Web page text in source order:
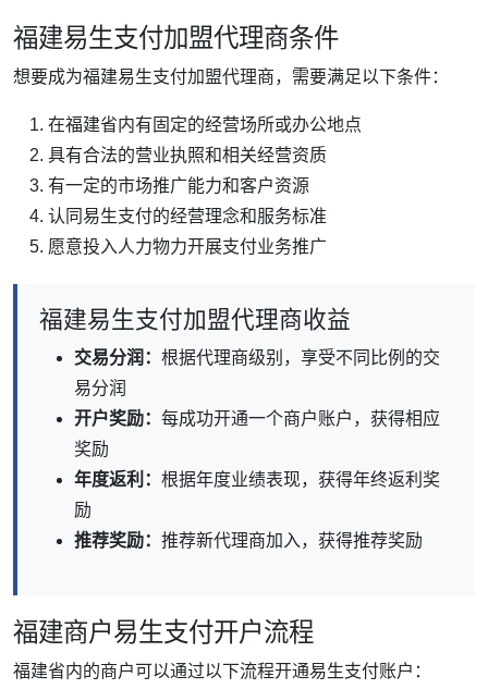
福建易生支付加盟代理商条件
想要成为福建易生支付加盟代理商，需要满足以下条件：
在福建省内有固定的经营场所或办公地点
具有合法的营业执照和相关经营资质
有一定的市场推广能力和客户资源
认同易生支付的经营理念和服务标准
愿意投入人力物力开展支付业务推广
福建易生支付加盟代理商收益
交易分润： 根据代理商级别，享受不同比例的交
易分润
开户奖励： 每成功开通一个商户账户，获得相应
奖励
年度返利： 根据年度业绩表现，获得年终返利奖
励
推荐奖励： 推荐新代理商加入，获得推荐奖励
福建商户易生支付开户流程
福建省内的商户可以通过以下流程开通易生支付账户：